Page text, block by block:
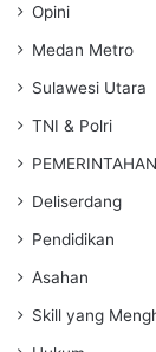
Opini
Medan Metro
Sulawesi Utara
TNI & Polri
PEMERINTAHAN
Deliserdang
Pendidikan
Asahan
Skill yang